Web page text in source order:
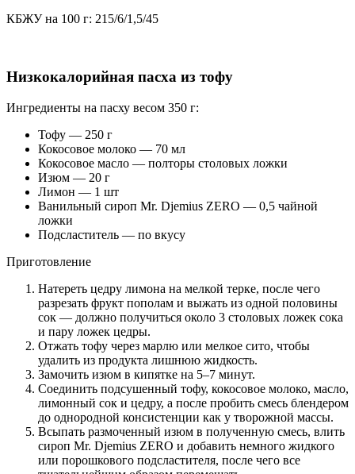
КБЖУ на 100 г: 215/6/1,5/45
Низкокалорийная пасха из тофу
Ингредиенты на пасху весом 350 г:
Тофу — 250 г
Кокосовое молоко — 70 мл
Кокосовое масло — полторы столовых ложки
Изюм — 20 г
Лимон — 1 шт
Ванильный сироп Mr. Djemius ZERO — 0,5 чайной
ложки
Подсластитель — по вкусу
Приготовление
Натереть цедру лимона на мелкой терке, после чего
разрезать фрукт пополам и выжать из одной половины
сок — должно получиться около 3 столовых ложек сока
и пару ложек цедры.
Отжать тофу через марлю или мелкое сито, чтобы
удалить из продукта лишнюю жидкость.
Замочить изюм в кипятке на 5–7 минут.
Соединить подсушенный тофу, кокосовое молоко, масло,
лимонный сок и цедру, а после пробить смесь блендером
до однородной консистенции как у творожной массы.
Всыпать размоченный изюм в полученную смесь, влить
сироп Mr. Djemius ZERO и добавить немного жидкого
или порошкового подсластителя, после чего все